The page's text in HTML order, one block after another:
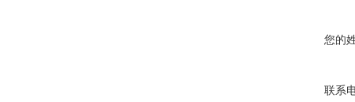
您的
联系